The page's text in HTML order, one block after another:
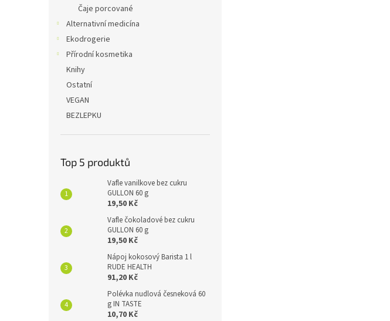
Čaje porcované
Alternativní medicína
Ekodrogerie
Přírodní kosmetika
Knihy
Ostatní
VEGAN
BEZLEPKU
Top 5 produktů
Vafle vanilkove bez cukru
GULLON 60 g
19,50 Kč
Vafle čokoladové bez cukru
GULLON 60 g
19,50 Kč
Nápoj kokosový Barista 1 l
RUDE HEALTH
91,20 Kč
Polévka nudlová česneková 60
g IN TASTE
10,70 Kč